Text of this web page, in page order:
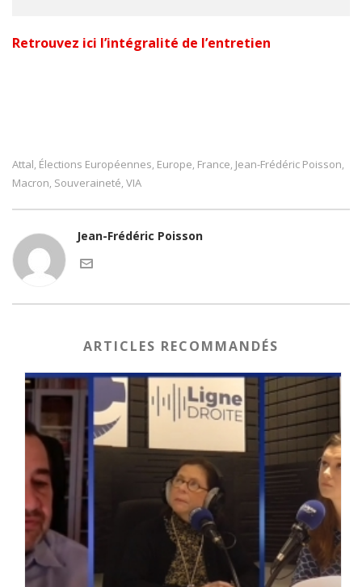
Retrouvez ici l’intégralité de l’entretien
Attal, Élections Européennes, Europe, France, Jean-Frédéric Poisson,
Macron, Souveraineté, VIA
Jean-Frédéric Poisson
ARTICLES RECOMMANDÉS